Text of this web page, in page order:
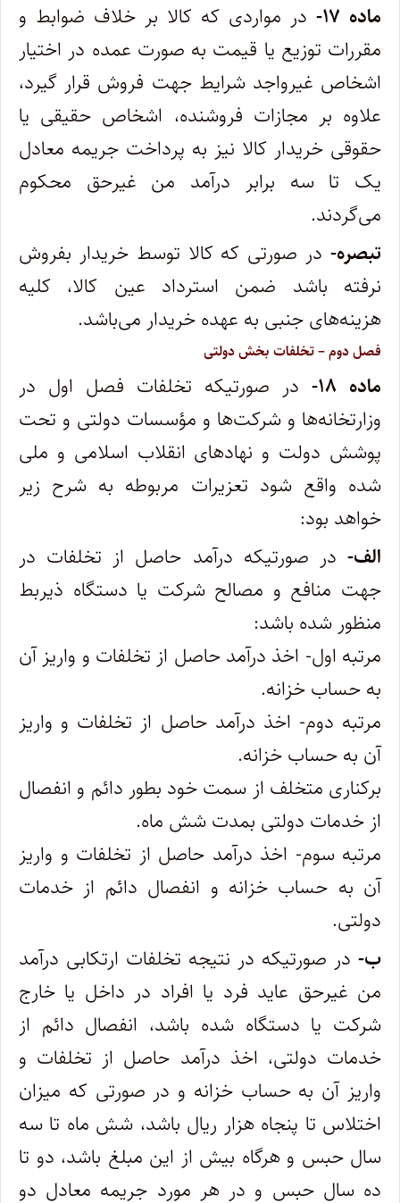
ماده ۱۷-
در مواردی که کالا بر خلاف ضوابط و
مقررات توزیع یا قیمت به صورت عمده در اختیار
اشخاص غیرواجد شرایط جهت فروش قرار گیرد،
‌علاوه بر مجازات فروشنده، اشخاص حقیقی یا
حقوقی خریدار کالا نیز به پرداخت جریمه معادل
یک تا سه برابر درآمد من‌ غیرحق محکوم
می‌گردند.
تبصره- در صورتی که کالا توسط خریدار بفروش
نرفته باشد ضمن استرداد عین کالا، کلیه
هزینه‌‌های جنبی به عهده‌ خریدار می‌باشد.
فصل دوم – تخلفات بخش دولتی
ماده ۱۸-
در صورتیکه تخلفات فصل اول در
وزارتخانه‌‌ها و شرکت‌ها و مؤسسات دولتی و تحت
پوشش دولت و نهادهای انقلاب اسلامی و ملی
‌شده واقع شود تعزیرات مربوطه به شرح زیر
خواهد بود:
الف- در صورتیکه درآمد حاصل از تخلفات در
جهت منافع و مصالح شرکت یا دستگاه ذیربط
منظور شده باشد:
مرتبه اول- اخذ درآمد حاصل از تخلفات و واریز آن
به حساب خزانه.
مرتبه دوم- اخذ درآمد حاصل از تخلفات و واریز
آن به حساب خزانه.
برکناری متخلف از سمت خود بطور دائم و انفصال
از خدمات دولتی بمدت ‌شش ماه.
مرتبه سوم- اخذ درآمد حاصل از تخلفات و واریز
آن به حساب خزانه و انفصال دائم از خدمات
دولتی.
ب- در صورتیکه در نتیجه‌ تخلفات ارتکابی درآمد
من‌ غیرحق عاید فرد یا افراد در داخل یا خارج
شرکت یا دستگاه شده باشد، انفصال دائم از‌
خدمات دولتی، اخذ درآمد حاصل از تخلفات و
واریز آن به حساب خزانه و در صورتی که میزان
اختلاس تا پنجاه هزار ریال باشد، شش ماه تا سه
سال‌ حبس و هرگاه بیش از این مبلغ باشد، دو تا
ده سال حبس و در هر مورد جریمه معادل دو